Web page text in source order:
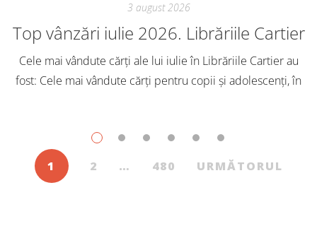
3 august 2026
Top vânzări iulie 2026. Librăriile Cartier
Cele mai vândute cărți ale lui iulie în Librăriile Cartier au
fost: Cele mai vândute cărți pentru copii și adolescenți, în
1 2 … 480 URMĂTORUL